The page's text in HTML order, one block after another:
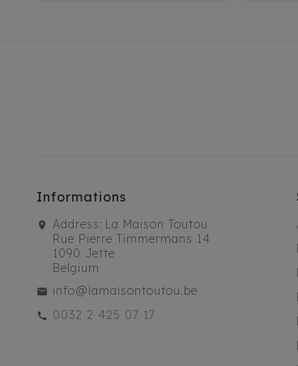
Informations
Address: La Maison Toutou
Rue Pierre Timmermans 14
1090 Jette
Belgium
info@lamaisontoutou.be
0032 2 425 07 17